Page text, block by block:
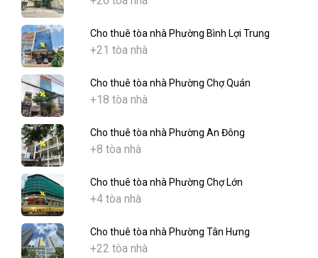
Cho thuê tòa nhà Phường Bình Lợi Trung
+21 tòa nhà
Cho thuê tòa nhà Phường Chợ Quán
+18 tòa nhà
Cho thuê tòa nhà Phường An Đông
+8 tòa nhà
Cho thuê tòa nhà Phường Chợ Lớn
+4 tòa nhà
Cho thuê tòa nhà Phường Tân Hưng
+22 tòa nhà